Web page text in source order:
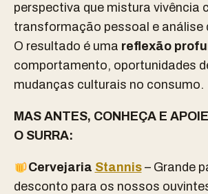
perspectiva que mistura vivência
transformação pessoal e análise
O resultado é uma reflexão
comportamento, oportunidades
mudanças culturais no consumo.
MAS ANTES, CONHEÇA E
O SURRA:
Cervejaria Stannis– Grande
desconto para os nossos